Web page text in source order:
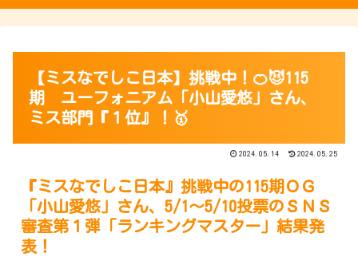
【ミスなでしこ日本】挑戦中！🍊😈115
期 ユーフォニアム「小山愛悠」さん、
ミス部門『１位』！🥇
2024.05.14 2024.05.25
『ミスなでしこ日本』挑戦中の115期ＯＧ
「小山愛悠」さん、5/1～5/10投票のＳＮＳ
審査第１弾「ランキングマスター」結果発
表！